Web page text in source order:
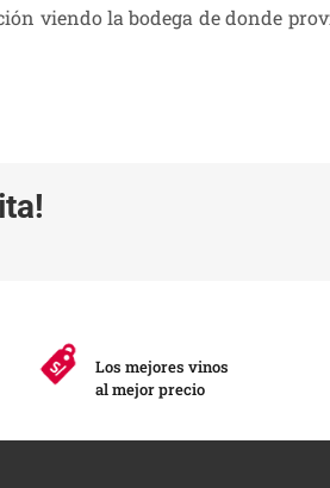
viendo la bodega de donde
Los mejores vinos
al mejor precio